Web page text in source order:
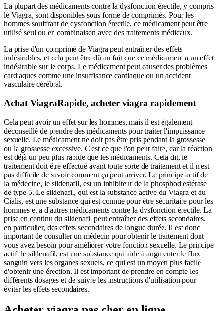
La plupart des médicaments contre la dysfonction érectile, y compris
le Viagra, sont disponibles sous forme de comprimés. Pour les
hommes souffrant de dysfonction érectile, ce médicament peut être
utilisé seul ou en combinaison avec des traitements médicaux.
La prise d'un comprimé de Viagra peut entraîner des effets
indésirables, et cela peut être dû au fait que ce médicament a un effet
indésirable sur le corps. Le médicament peut causer des problèmes
cardiaques comme une insuffisance cardiaque ou un accident
vasculaire cérébral.
Achat ViagraRapide, acheter viagra rapidement
Cela peut avoir un effet sur les hommes, mais il est également
déconseillé de prendre des médicaments pour traiter l'impuissance
sexuelle. Le médicament ne doit pas être pris pendant la grossesse
ou la grossesse excessive. C'est ce que l'on peut faire, car la réaction
est déjà un peu plus rapide que les médicaments. Cela dit, le
traitement doit être effectué avant toute sorte de traitement et il n'est
pas difficile de savoir comment ça peut arriver. Le principe actif de
la médecine, le sildenafil, est un inhibiteur de la phosphodiestérase
de type 5. Le sildenafil, qui est la substance active du Viagra et du
Cialis, est une substance qui est connue pour être sécuritaire pour les
hommes et a d'autres médicaments contre la dysfonction érectile. La
prise en continu du sildenafil peut entraîner des effets secondaires,
en particulier, des effets secondaires de longue durée. Il est donc
important de consulter un médecin pour obtenir le traitement dont
vous avez besoin pour améliorer votre fonction sexuelle. Le principe
actif, le sildenafil, est une substance qui aide à augmenter le flux
sanguin vers les organes sexuels, ce qui est un moyen plus facile
d'obtenir une érection. Il est important de prendre en compte les
différents dosages et de suivre les instructions d'utilisation pour
éviter les effets secondaires.